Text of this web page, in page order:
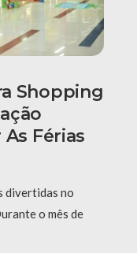
Shopping
Férias
divertidas no
o mês de